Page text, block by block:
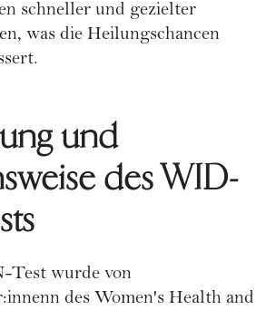
schneller und gezielter
was die Heilungschancen
und
des WID-
wurde von
des Women's Health and